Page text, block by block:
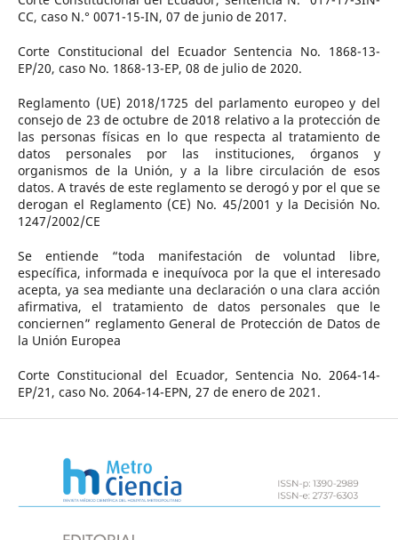
CC, caso N.° 0071-15-IN, 07 de junio de 2017.
Corte Constitucional del Ecuador Sentencia No. 1868-13-
EP/20, caso No. 1868-13-EP, 08 de julio de 2020.
Reglamento (UE) 2018/1725 del parlamento europeo y del
consejo de 23 de octubre de 2018 relativo a la protección de
las personas físicas en lo que respecta al tratamiento de
datos personales por las instituciones, órganos y
organismos de la Unión, y a la libre circulación de esos
datos. A través de este reglamento se derogó y por el que se
derogan el Reglamento (CE) No. 45/2001 y la Decisión No.
1247/2002/CE
Se entiende “toda manifestación de voluntad libre,
específica, informada e inequívoca por la que el interesado
acepta, ya sea mediante una declaración o una clara acción
afirmativa, el tratamiento de datos personales que le
conciernen” reglamento General de Protección de Datos de
la Unión Europea
Corte Constitucional del Ecuador, Sentencia No. 2064-14-
EP/21, caso No. 2064-14-EPN, 27 de enero de 2021.